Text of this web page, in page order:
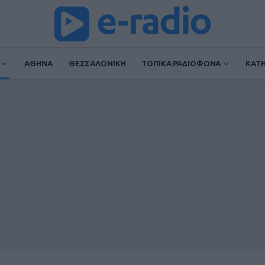
ΑΘΗΝΑ ΘΕΣΣΑΛΟΝΙΚΗ ΤΟΠΙΚΑ ΡΑΔΙΟΦΩΝΑ